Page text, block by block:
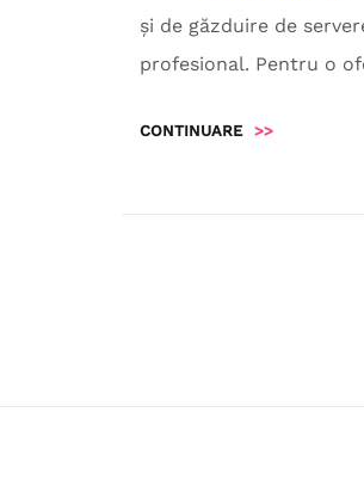
și de găzduire de
profesional. Pentru o
CONTINUARE >>